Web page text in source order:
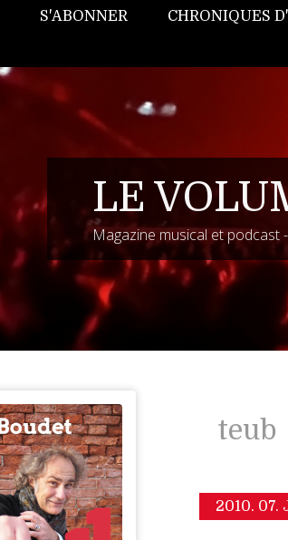
S'ABONNER CHRONIQUES
LE
Magazine musical et podcast
teub
2010. 07.